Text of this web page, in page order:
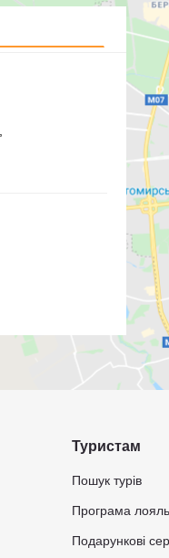
Туристам
Пошук турів
Програма
Подарункові